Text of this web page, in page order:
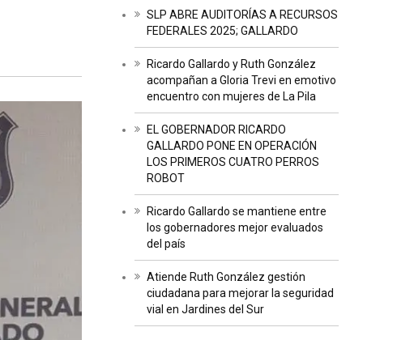
SLP ABRE AUDITORÍAS A RECURSOS
FEDERALES 2025; GALLARDO
Ricardo Gallardo y Ruth González
acompañan a Gloria Trevi en emotivo
encuentro con mujeres de La Pila
EL GOBERNADOR RICARDO
GALLARDO PONE EN OPERACIÓN
LOS PRIMEROS CUATRO PERROS
ROBOT
Ricardo Gallardo se mantiene entre
los gobernadores mejor evaluados
del país
Atiende Ruth González gestión
ciudadana para mejorar la seguridad
vial en Jardines del Sur